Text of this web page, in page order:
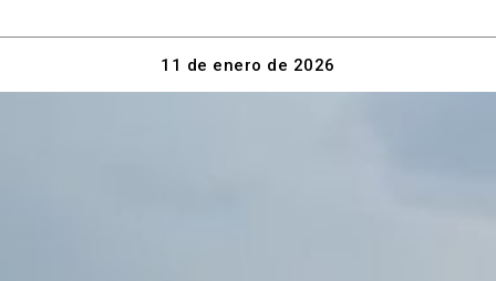
11 de enero de 2026